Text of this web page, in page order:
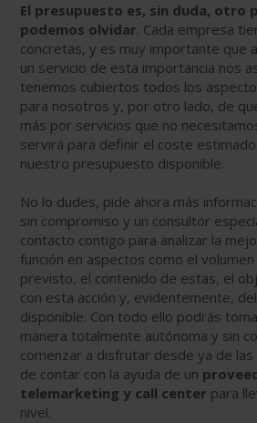
El presupuesto es, sin duda, otro
podemos olvidar. Cada empresa
concretas, y es muy importante que
un servicio de esta importancia nos
tenemos cubiertos todos los
para nosotros y, por otro lado, de
más por servicios que no
servirá para definir el coste
nuestro presupuesto disponible.
No lo dudes, pide ahora más
sin compromiso y un consultor
contacto contigo para analizar la
función en aspectos como el
previsto, el contenido de estas, el
con esta acción y, evidentemente,
disponible. Con todo ello podrás
manera totalmente autónoma y sin
comenzar a disfrutar desde ya de
de contar con la ayuda de un
telemarketing y call center para
nivel.